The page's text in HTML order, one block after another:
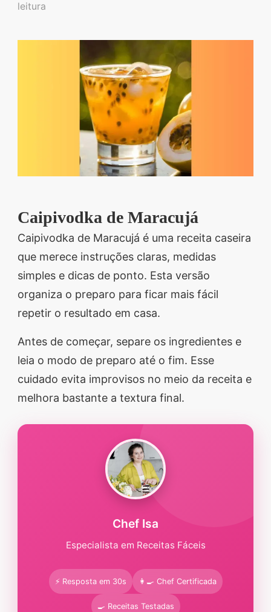
saudáveis e práticas,
além de dicas exclusivas
que vão facilitar sua
vida na cozinha. 🍰🥗
Quer aprender a fazer
um almoço delicioso,
um jantar especial ou
sobremesas de dar água
tudo o que você
precisa! Explore nosso
site e descubra técnicas
culinárias incríveis,
segredos valiosos e
todos ao seu redor.
Transforme suas
refeições e inspire-se
agora mesmo!
leitura
Caipivodka de Maracujá
Caipivodka de Maracujá é uma receita caseira
que merece instruções claras, medidas
simples e dicas de ponto. Esta versão
organiza o preparo para ficar mais fácil
repetir o resultado em casa.
Antes de começar, separe os ingredientes e
leia o modo de preparo até o fim. Esse
cuidado evita improvisos no meio da receita e
melhora bastante a textura final.
Chef Isa
Especialista em Receitas Fáceis
⚡ Resposta em 30s 👩‍🍳 Chef Certificada
🍳 Receitas Testadas